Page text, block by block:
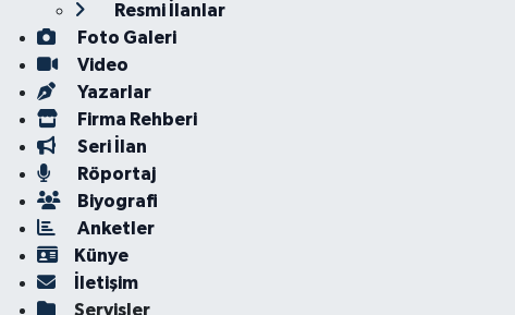
Resmi İlanlar
Foto Galeri
Video
Yazarlar
Firma Rehberi
Seri İlan
Röportaj
Biyografi
Anketler
Künye
İletişim
Servisler